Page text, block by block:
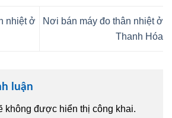
nhiệt ở
Nơi bán máy đo thân nhiệt ở
Thanh Hóa
luận
không được hiển thị công khai.